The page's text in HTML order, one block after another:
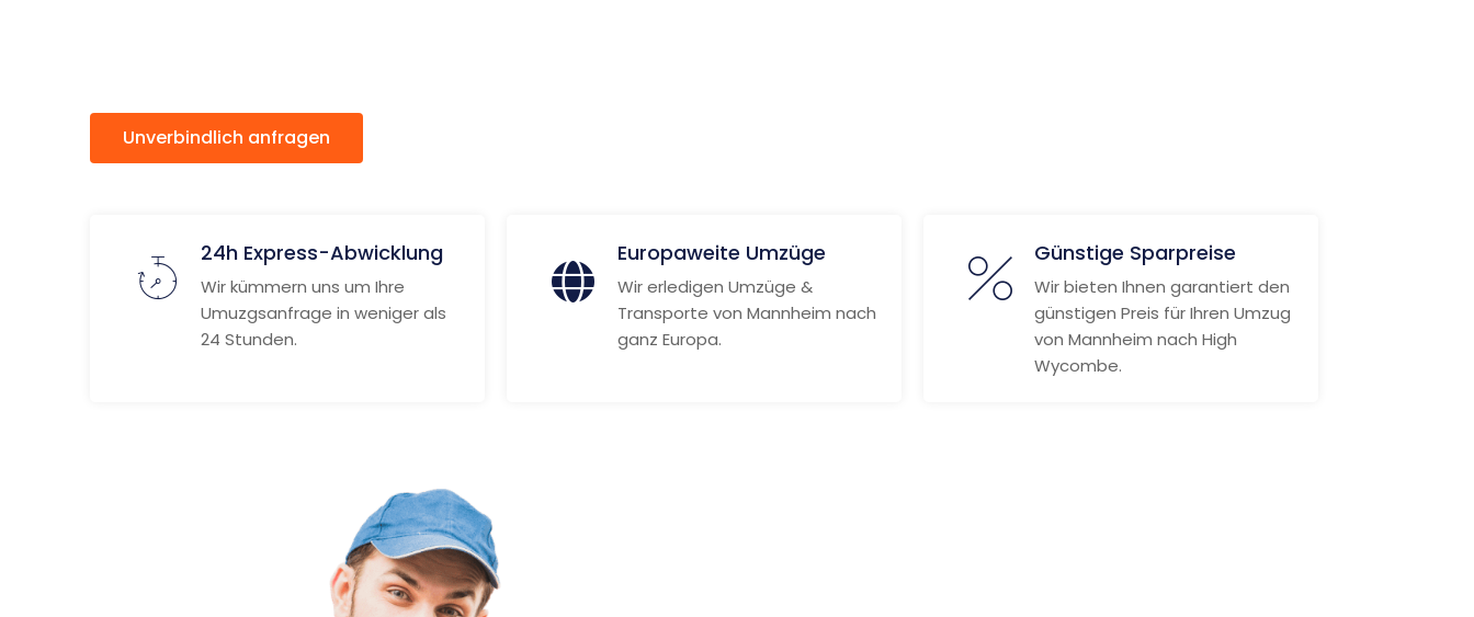
Unverbindlich anfragen
24h Express-Abwicklung
Wir kümmern uns um Ihre
Umuzgsanfrage in weniger als
24 Stunden.
Europaweite Umzüge
Wir erledigen Umzüge &
Transporte von Mannheim nach
ganz Europa.
Günstige Sparpreise
Wir bieten Ihnen garantiert den
günstigen Preis für Ihren Umzug
von Mannheim nach High
Wycombe.